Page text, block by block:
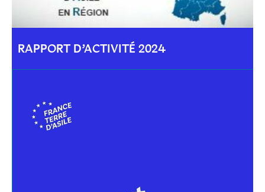
RAPPORT D’ACTIVITÉ 2024